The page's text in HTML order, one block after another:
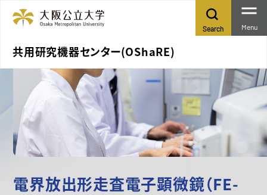
共用研究機器センター(OShaRE)
Search Menu
電界放出形走査電子顕微鏡（FE-